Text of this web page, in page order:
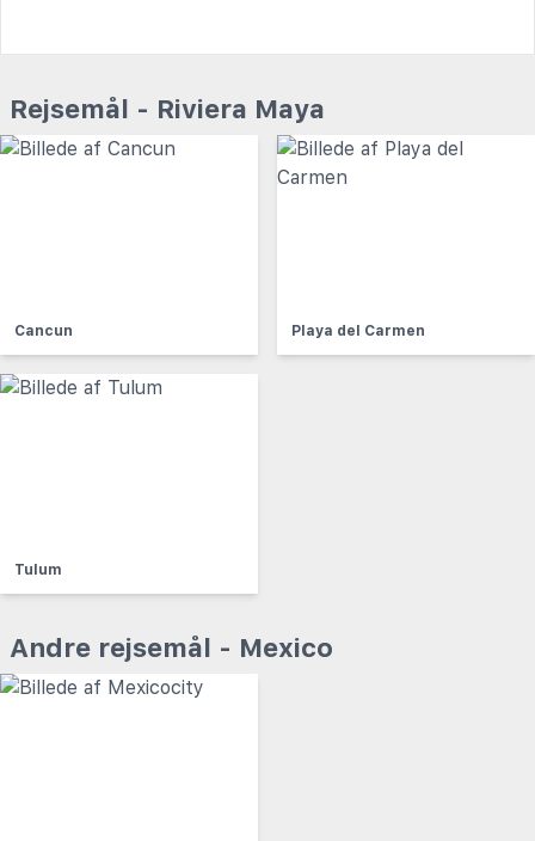
Rejsemål - Riviera Maya
Cancun Playa del Carmen
Tulum
Andre rejsemål - Mexico